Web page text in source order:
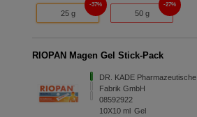
25 g
37%
50 g
27%
RIOPAN Magen Gel Stick-Pack
DR. KADE Pharmazeutische
Fabrik GmbH
08592922
10X10 ml Gel